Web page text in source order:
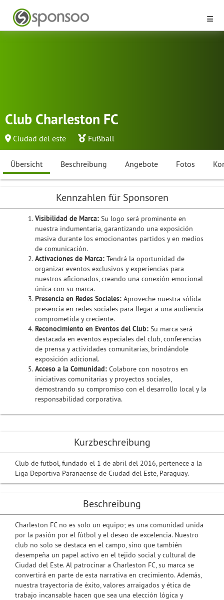
Club Charleston FC
Ciudad del este Fußball
Übersicht Beschreibung Angebote Fotos
Kurzbeschreibung
Club de futbol, fundado el 1 de abril del 2016, pertenece a la
Liga Deportiva Paranaense de Ciudad del Este, Paraguay.
Beschreibung
Charleston FC no es solo un equipo; es una comunidad unida
por la pasión por el fútbol y el deseo de excelencia. Nuestro
club no solo se destaca en el campo, sino que también
desempeña un papel activo en el tejido social y cultural de
Ciudad del Este. Al patrocinar a Charleston FC, su marca se
convertirá en parte de esta narrativa en crecimiento. Además,
nuestra trayectoria de éxito, valores arraigados y ética de
trabajo incansable hacen que sea una elección lógica y
Kennzahlen für Sponsoren
Visibilidad de Marca: Su logo será prominente en
nuestra indumentaria, garantizando una exposición
masiva durante los emocionantes partidos y en medios
de comunicación.
Activaciones de Marca: Tendrá la oportunidad de
organizar eventos exclusivos y experiencias para
nuestros aficionados, creando una conexión emocional
única con su marca.
Presencia en Redes Sociales: Aproveche nuestra sólida
presencia en redes sociales para llegar a una audiencia
comprometida y creciente.
Reconocimiento en Eventos del Club: Su marca será
destacada en eventos especiales del club, conferencias
de prensa y actividades comunitarias, brindándole
exposición adicional.
Acceso a la Comunidad: Colabore con nosotros en
iniciativas comunitarias y proyectos sociales,
demostrando su compromiso con el desarrollo local y la
responsabilidad corporativa.